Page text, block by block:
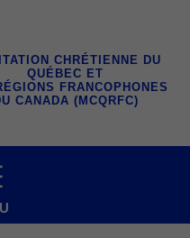
CHRÉTIENNE DU
QUÉBEC ET
FRANCOPHONES
CANADA (MCQRFC)